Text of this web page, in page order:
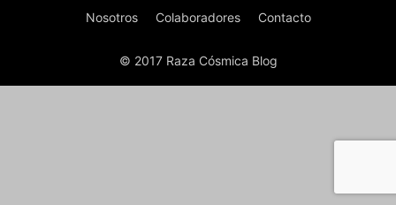
Nosotros Colaboradores Contacto
© 2017 Raza Cósmica Blog